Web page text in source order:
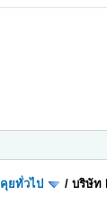
ยทั่วไป /บริษัท